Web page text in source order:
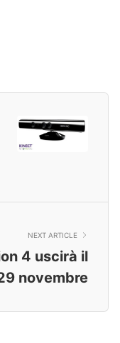
NEXT ARTICLE
4 uscirà il
novembre